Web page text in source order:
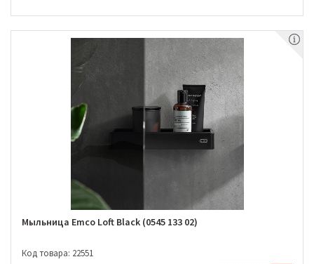
Мыльница Emco Loft Black (0545 133 02)
Код товара: 22551